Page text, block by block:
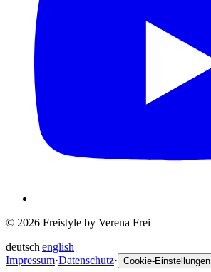
© 2026 Freistyle by Verena Frei
deutsch|english
Impressum·Datenschutz· Cookie-Einstellungen